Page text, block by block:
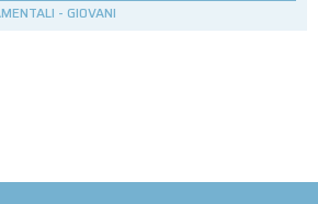
- GIOVANI